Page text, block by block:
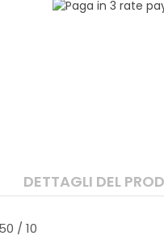
DETTAGLI DEL
/ 10